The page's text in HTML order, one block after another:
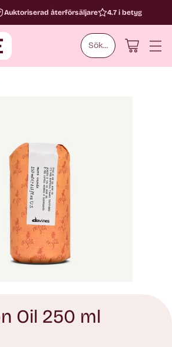
Sök...
Auktoriserad återförsäljare 4.7 i betyg
Oil 250 ml